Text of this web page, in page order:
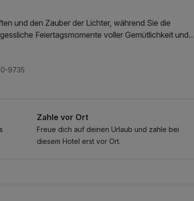
und den Zauber der Lichter, während Sie die
Feiertagsmomente voller Gemütlichkeit und
lassen Sie sich von der festlichen Atmosphäre der
ab 15.00 Uhr gültig (ausgenommen
am Reiterkogel ist in den gültigen Tages- und
des Wellnessbereichs, W-LAN Nutzung /
9735
Zahle vor Ort
Freue dich auf deinen Urlaub und zahle bei
diesem Hotel erst vor Ort.